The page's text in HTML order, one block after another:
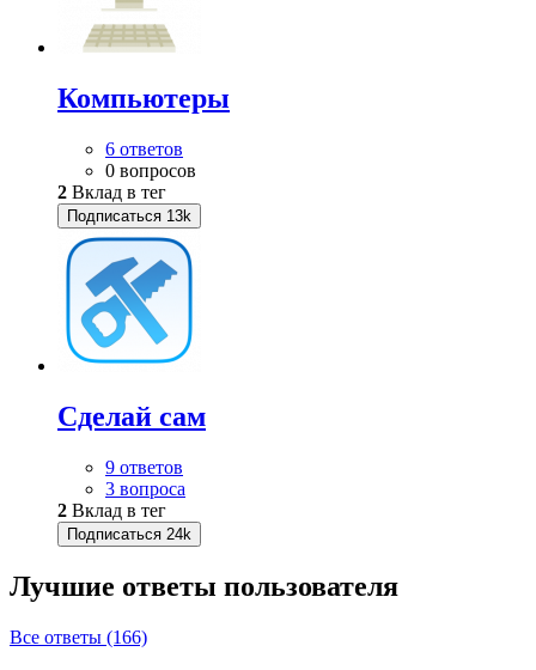
Компьютеры
6 ответов
0 вопросов
2 Вклад в тег
Подписаться 13k
Сделай сам
9 ответов
3 вопроса
2 Вклад в тег
Подписаться 24k
Лучшие ответы пользователя
Все ответы (166)